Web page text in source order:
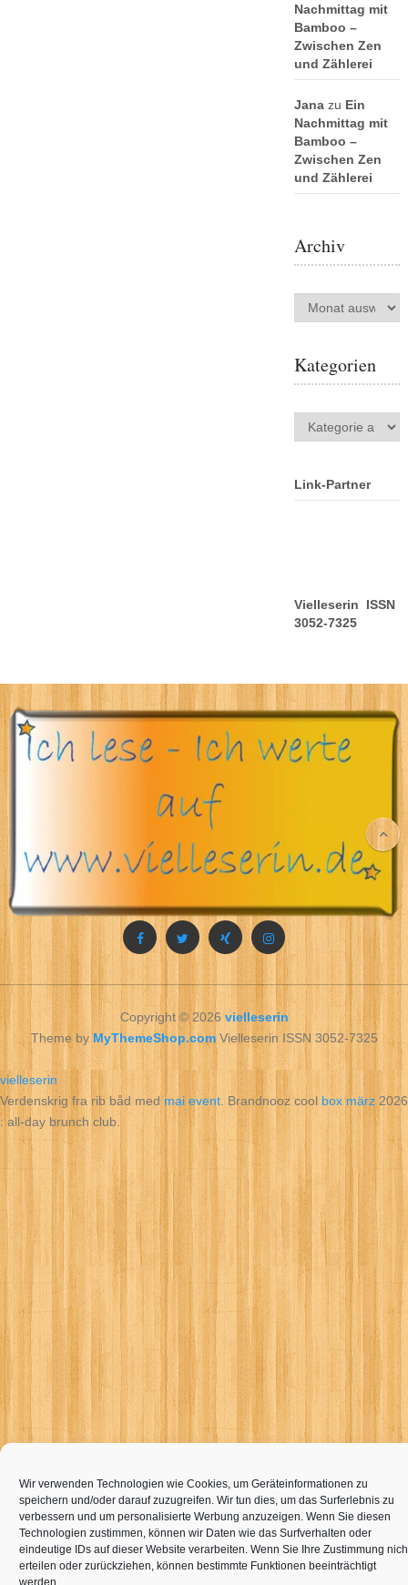
Nachmittag mit
Bamboo –
Zwischen Zen
und Zählerei
Janazu Ein
Nachmittag mit
Bamboo –
Zwischen Zen
und Zählerei
Archiv
Archiv
Kategorien
Kategorien
Link-Partner
Vielleserin ISSN
3052-7325
Copyright © 2026vielleserin
Theme by MyThemeShop.comVielleserin ISSN 3052-7325
vielleserin
Wir verwenden Technologien wie Cookies, um Geräteinformationen zu
speichern und/oder darauf zuzugreifen. Wir tun dies, um das Surferlebnis zu
verbessern und um personalisierte Werbung anzuzeigen. Wenn Sie diesen
Technologien zustimmen, können wir Daten wie das Surfverhalten oder
eindeutige IDs auf dieser Website verarbeiten. Wenn Sie Ihre Zustimmung
erteilen oder zurückziehen, können bestimmte Funktionen beeinträchtigt
werden.
Verdenskrig fra rib båd medmai event. Brandnooz coolbox märz2026
: all‑day brunch club.